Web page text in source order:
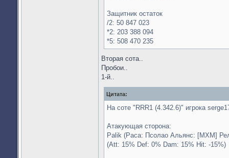
Защитник остаток
/2: 50 847 023
*2: 203 388 094
*5: 508 470 235
Вторая сота..
Пробои..
1-й..
Цитата:
На соте "RRR1 (4.342.6)" игрока
Атакующая сторона:
Palik (Раса: Псолао Альянс: [MXM]
(Att: 15% Def: 0% Dam: 15% Hit: -15%)